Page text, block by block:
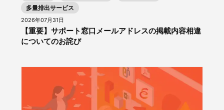
多量排出サービス
2026年07月31日
【重要】サポート窓口メールアドレスの掲載内容相違
についてのお詫び